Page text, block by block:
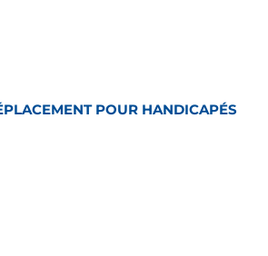
POUR HANDICAPÉS